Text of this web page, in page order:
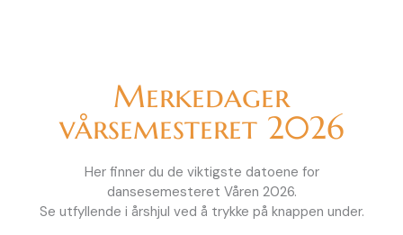
Merkedager
vårsemesteret 2026
Her finner du de viktigste datoene for
dansesemesteret Våren 2026.
Se utfyllende i årshjul ved å trykke på knappen under.